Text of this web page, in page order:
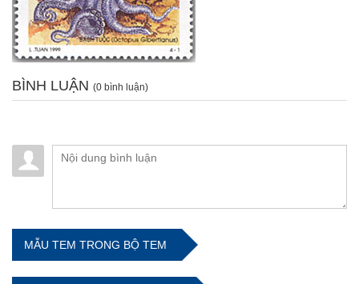
BÌNH LUẬN (0 bình luận)
MẪU TEM TRONG BỘ TEM